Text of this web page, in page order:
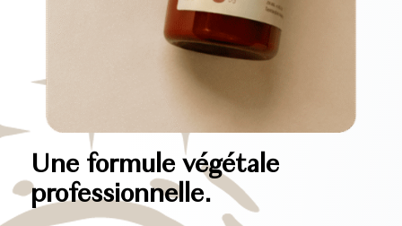
Une formule végétale
professionnelle.